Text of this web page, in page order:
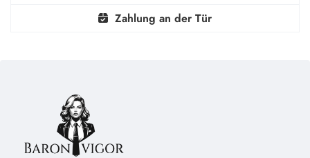
Zahlung an der Tür